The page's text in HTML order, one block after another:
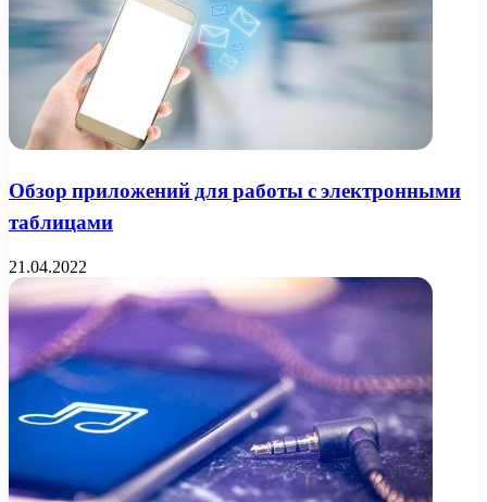
Обзор приложений для работы с электронными
таблицами
21.04.2022